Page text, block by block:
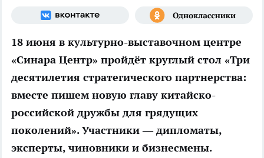
18 июня в культурно-выставочном центре
«Синара Центр» пройдёт круглый стол «Три
десятилетия стратегического партнерства:
вместе пишем новую главу китайско-
российской дружбы для грядущих
поколений». Участники — дипломаты,
эксперты, чиновники и бизнесмены.